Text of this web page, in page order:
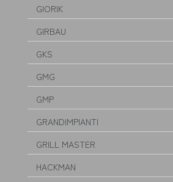
GIORIK
GIRBAU
GKS
GMG
GMP
GRANDIMPIANTI
GRILL MASTER
HACKMAN